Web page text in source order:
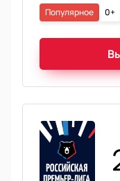
0+
Популярное